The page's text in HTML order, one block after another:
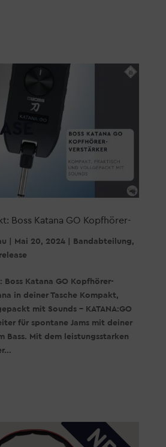
Boss Katana GO Kopfhörer-
Mai 20, 2024| Bandabteilung,
Boss Katana GO Kopfhörer-
in deiner Tasche Kompakt,
mit Sounds – KATANA:GO
für spontane Jams mit deiner
Bass. Mit dem leistungsstarken